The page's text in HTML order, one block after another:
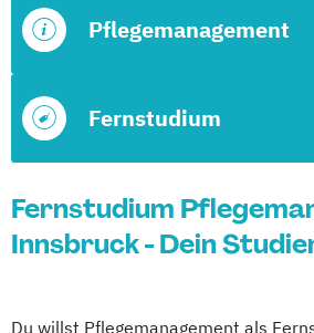
Fernstudium
Pflegemanagement
Fernstudium
Innsbruck - Dein
Du willst Pflegemanagement als